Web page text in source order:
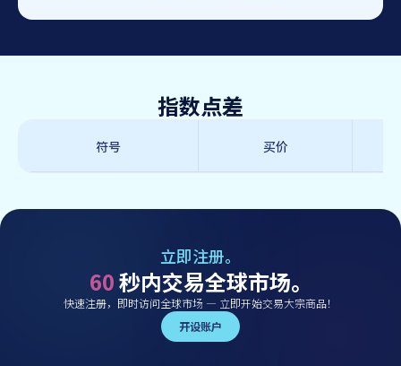
指数点差
符号 买价
立即注册。
60秒内交易全球市场。
快速注册，即时访问全球市场 — 立即开始交易大宗商品！
开设账户